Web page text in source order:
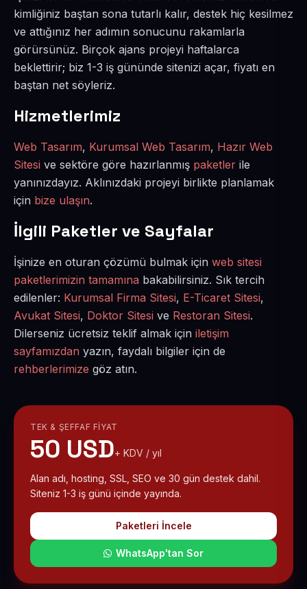
kimliğiniz baştan sona tutarlı kalır, destek hiç kesilmez
ve attığınız her adımın sonucunu rakamlarla
görürsünüz. Birçok ajans projeyi haftalarca
beklettirir; biz 1-3 iş gününde sitenizi açar, fiyatı en
baştan net söyleriz.
Hizmetlerimiz
Web Tasarım, Kurumsal Web Tasarım, Hazır Web
Sitesi ve sektöre göre hazırlanmış paketler ile
yanınızdayız. Aklınızdaki projeyi birlikte planlamak
için bize ulaşın.
İlgili Paketler ve Sayfalar
İşinize en oturan çözümü bulmak için web sitesi
paketlerimizin tamamına bakabilirsiniz. Sık tercih
edilenler: Kurumsal Firma Sitesi, E-Ticaret Sitesi,
Avukat Sitesi, Doktor Sitesi ve Restoran Sitesi.
Dilerseniz ücretsiz teklif almak için iletişim
sayfamızdan yazın, faydalı bilgiler için de
rehberlerimize göz atın.
TEK & ŞEFFAF FIYAT
50 USD+ KDV / yıl
Alan adı, hosting, SSL, SEO ve 30 gün destek dahil.
Siteniz 1-3 iş günü içinde yayında.
Paketleri İncele
WhatsApp'tan Sor